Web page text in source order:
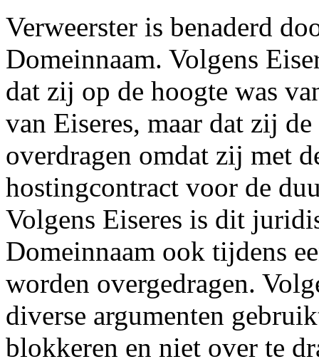
Verweerster is benaderd
Domeinnaam. Volgens
dat zij op de hoogte was
van Eiseres, maar dat zij
overdragen omdat zij met
hostingcontract voor de
Volgens Eiseres is dit
Domeinnaam ook tijdens
worden overgedragen.
diverse argumenten
blokkeren en niet over te